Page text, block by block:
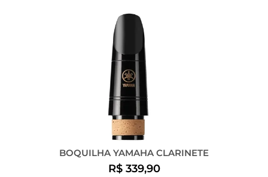
BOQUILHA YAMAHA CLARINETE
R$ 339,90